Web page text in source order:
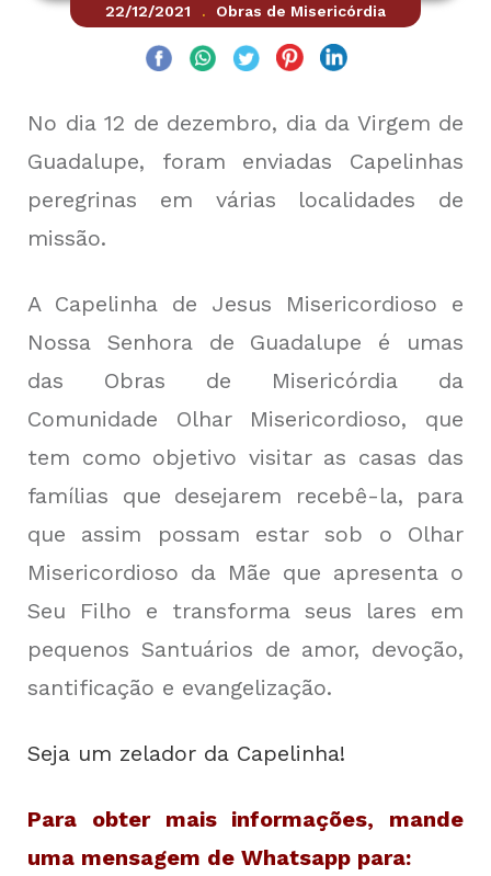
22/12/2021 . Obras de Misericórdia
No dia 12 de dezembro, dia da Virgem de
Guadalupe, foram enviadas Capelinhas
peregrinas em várias localidades de
missão.
A Capelinha de Jesus Misericordioso e
Nossa Senhora de Guadalupe é umas
das Obras de Misericórdia da
Comunidade Olhar Misericordioso, que
tem como objetivo visitar as casas das
famílias que desejarem recebê-la, para
que assim possam estar sob o Olhar
Misericordioso da Mãe que apresenta o
Seu Filho e transforma seus lares em
pequenos Santuários de amor, devoção,
santificação e evangelização.
Seja um zelador da Capelinha!
Para obter mais informações, mande
uma mensagem de Whatsapp para: